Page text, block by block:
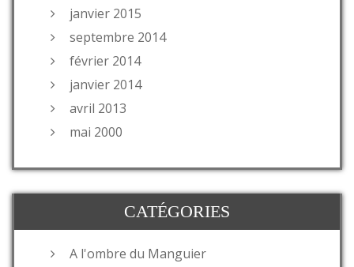
janvier 2015
septembre 2014
février 2014
janvier 2014
avril 2013
mai 2000
CATÉGORIES
A l'ombre du Manguier